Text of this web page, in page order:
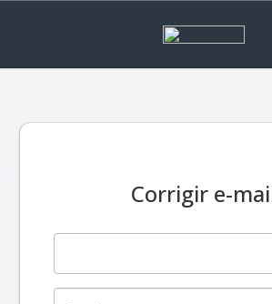
Corrigir e-
E-mail antigo
E-mail novo